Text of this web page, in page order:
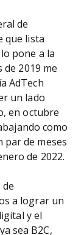
de
que lista
pone a la
de 2019 me
AdTech
un lado
en octubre
como
de meses
de 2022.
de
a lograr un
y el
sea B2C,